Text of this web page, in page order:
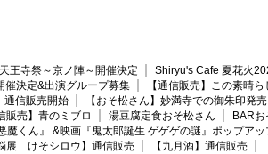
王寺祭～京ノ陣～開催決定
Shiryu's Cafe 夏花火
催決定&出演グループ募集
【通信販売】この素晴
通信販売開始
【おそ松さん】妙満寺での御朱印発売
販売】青のミブロ 湯豆腐定食おそ松さん
BAR
悪魔くん』 &映画『鬼太郎誕生 ゲゲゲの謎』ポップア
展 けそシロウ】通信販売 【九月酒】通信販売